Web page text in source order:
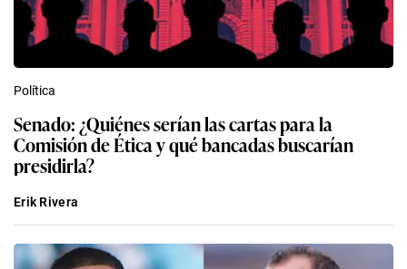
Política
Senado: ¿Quiénes serían las cartas para la
Comisión de Ética y qué bancadas buscarían
presidirla?
Erik Rivera